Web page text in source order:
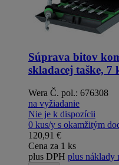
Súprava bitov
skladacej taške, 7
Wera Č. pol.: 676308
na vyžiadanie
Nie je k dispozícii
0 kus/y s okamžitým
120,91 €
Cena za 1 ks
plus DPH plus náklady